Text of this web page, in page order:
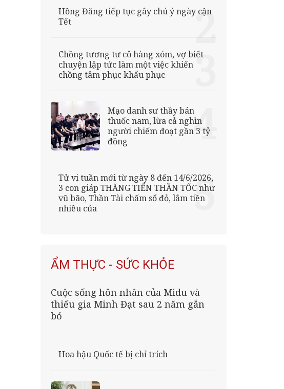
Hồng Đăng tiếp tục gây chú ý ngày cận
Tết
Chồng tương tư cô hàng xóm, vợ biết
chuyện lập tức làm một việc khiến
chồng tâm phục khẩu phục
Mạo danh sư thầy bán
thuốc nam, lừa cả nghìn
người chiếm đoạt gần 3 tỷ
đồng
Tử vi tuần mới từ ngày 8 đến 14/6/2026,
3 con giáp THĂNG TIẾN THẦN TỐC như
vũ bão, Thần Tài chấm sổ đỏ, lắm tiền
nhiều của
ẨM THỰC - SỨC KHỎE
Cuộc sống hôn nhân của Midu và
thiếu gia Minh Đạt sau 2 năm gắn
bó
Hoa hậu Quốc tế bị chỉ trích